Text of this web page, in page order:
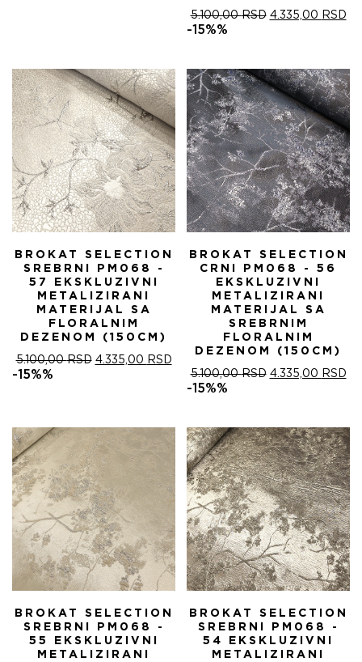
5.100,00RSD ОРИГИНАЛНА
5.100,00 RSD.
4.335,00 RSD
-15%%
BROKAT SELECTION
SREBRNI PM068 -
57 EKSKLUZIVNI
METALIZIRANI
MATERIJAL SA
FLORALNIM
DEZENOM (150CM)
5.100,00RSD ОРИГИНАЛНА
4.335,00 RSDТРЕНУТНА
ЦЕНА
-15%%
BROKAT SELECTION
CRNI PM068 - 56
EKSKLUZIVNI
METALIZIRANI
MATERIJAL SA
SREBRNIM
FLORALNIM
DEZENOM (150CM)
5.100,00RSD ОРИГИНАЛНА
5.100,00 RSD.
4.335,00 RSD
-15%%
BROKAT SELECTION
SREBRNI PM068 -
55 EKSKLUZIVNI
METALIZIRANI
BROKAT SELECTION
SREBRNI PM068 -
54 EKSKLUZIVNI
METALIZIRANI